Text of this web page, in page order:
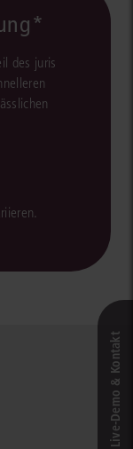
des juris
Live‑Demo & Kontakt